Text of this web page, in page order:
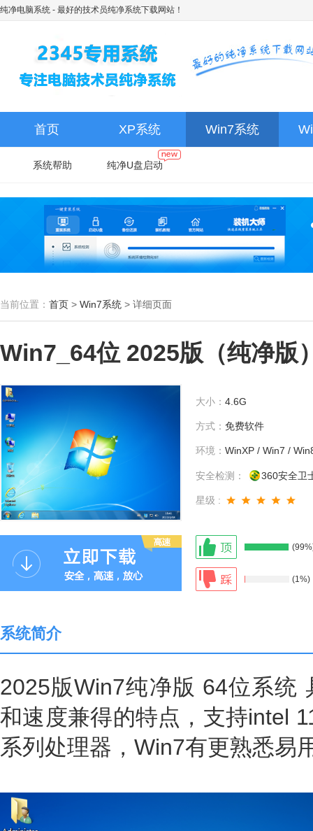
纯净电脑系统 - 最好的技术员纯净系统下载网站！
首页 XP系统 Win7系统
系统帮助 纯净U盘启动
当前位置： 首页 > Win7系统 > 详细页面
Win7_64位 2025版（纯净版
大小： 4.6G
方式： 免费软件
环境： WinXP / Win7 /
安全检测： 360安全卫
星级 :
(1%)
系统简介
2025版Win7纯净版 64位系统
和速度兼得的特点，支持intel
系列处理器，Win7有更熟悉易